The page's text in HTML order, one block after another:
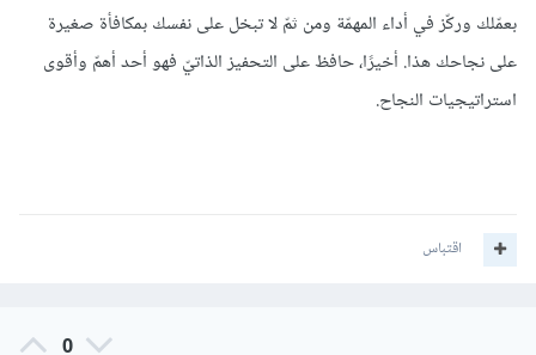
بعمّلك وركّز في أداء المهمّة ومن ثمّ لا تبخل على نفسك بمكافأة صغيرة
على نجاحك هذا. أخيرًا، حافظ على التحفيز الذاتيّ فهو أحد أهمّ وأقوى
استراتيجيات النجاح.
اقتباس